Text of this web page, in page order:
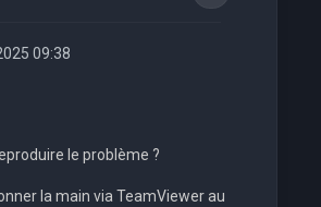
09:38
le problème ?
la main via TeamViewer au